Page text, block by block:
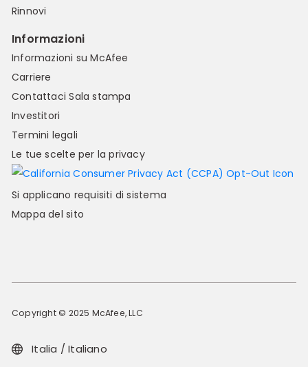
Rinnovi
Informazioni
Informazioni su McAfee
Carriere
ContattaciSala stampa
Investitori
Termini legali
Le tue scelte per la privacy
Si applicano requisiti di sistema
Mappa del sito
Copyright © 2025 McAfee, LLC
Italia / Italiano